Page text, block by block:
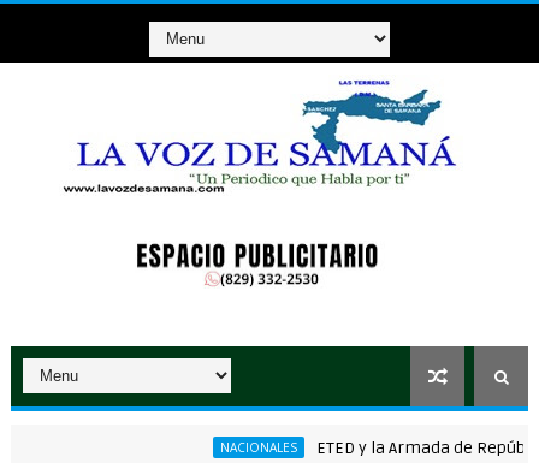
NACIONALES ETED y la Armada de República